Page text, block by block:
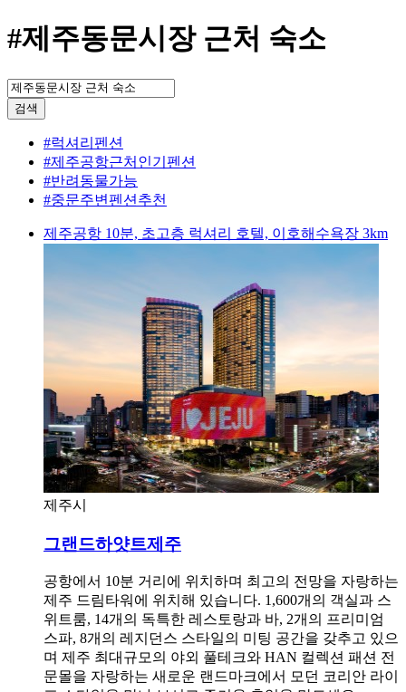
#제주동문시장 근처 숙소
검색
#럭셔리펜션
#제주공항근처인기펜션
#반려동물가능
#중문주변펜션추천
제주공항 10분, 초고층 럭셔리 호텔, 이호해수욕장 3km
제주시
그랜드하얏트제주
공항에서 10분 거리에 위치하며 최고의 전망을 자랑하는
제주 드림타워에 위치해 있습니다. 1,600개의 객실과 스
위트룸, 14개의 독특한 레스토랑과 바, 2개의 프리미엄
스파, 8개의 레지던스 스타일의 미팅 공간을 갖추고 있으
며 제주 최대규모의 야외 풀테크와 HAN 컬렉션 패션 전
문몰을 자랑하는 새로운 랜드마크에서 모던 코리안 라이